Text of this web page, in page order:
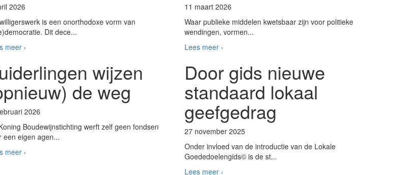
2026
is een onorthodoxe vorm van
Dit dece...
meer ›
11 maart 2026
Waar publieke middelen kwetsbaar zijn voor politieke
wendingen, vormen...
Lees meer ›
wijzen
de weg
2026
Boudewijnstichting werft zelf geen fondsen
een eigen agen...
meer ›
Door gids nieuwe
standaard lokaal
geefgedrag
27 november 2025
Onder invloed van de introductie van de Lokale
Goededoelengids© is de st...
Lees meer ›